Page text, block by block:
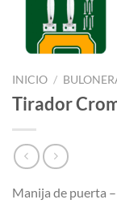
INICIO /
Tirador
Manija de puerta